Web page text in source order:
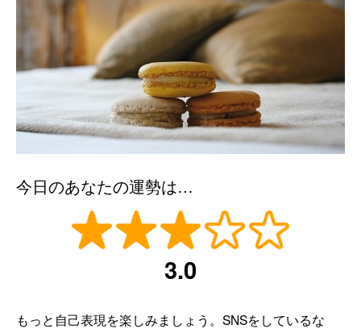
今日のあなたの運勢は…
3.0
もっと自己表現を楽しみましょう。SNSをしているな